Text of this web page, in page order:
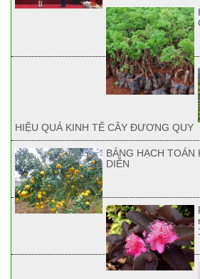
HIỆU QUẢ KINH TẾ CÂY ĐƯƠNG QUY
BẢNG HẠCH
DIỄN